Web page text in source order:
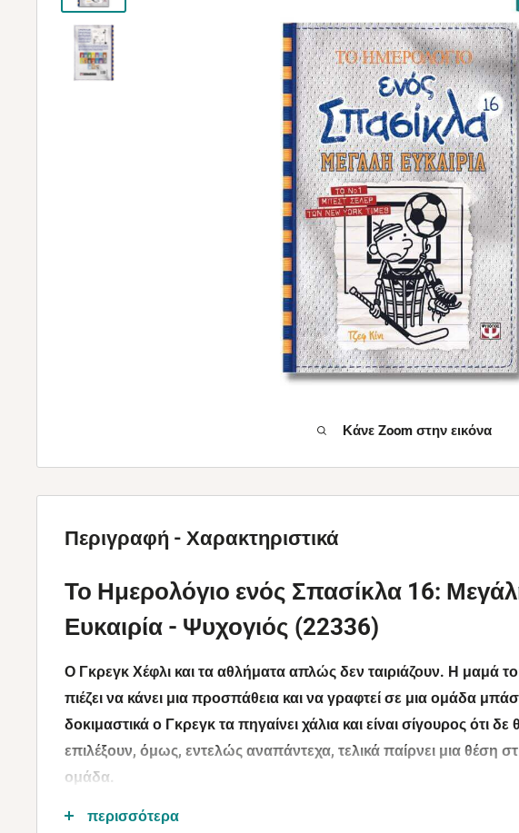
Κάνε Zoom στην εικόνα
Περιγραφή - Χαρακτηριστικά
Το Ημερολόγιο ενός Σπασίκλα 16:
Ευκαιρία - Ψυχογιός (22336)
Ο Γκρεγκ Χέφλι και τα αθλήματα απλώς δεν ταιριάζουν. Η μαμά
πιέζει να κάνει μια προσπάθεια και να γραφτεί σε μια ομάδα
δοκιμαστικά ο Γκρεγκ τα πηγαίνει χάλια και είναι σίγουρος ότι δε
επιλέξουν, όμως, εντελώς αναπάντεχα, τελικά παίρνει μια θέση
ομάδα.
περισσότερα